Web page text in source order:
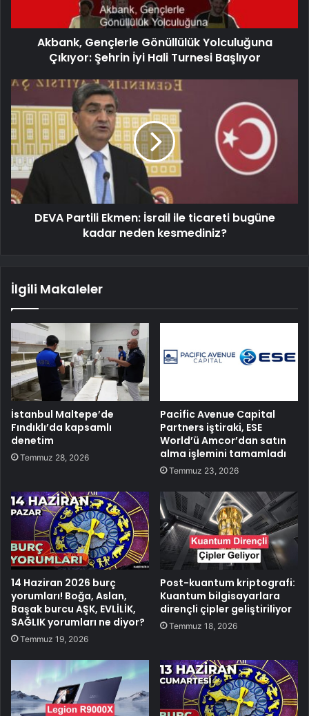
Akbank, Gençlerle Gönüllülük Yolculuğuna
Çıkıyor: Şehrin İyi Hali Turnesi Başlıyor
DEVA Partili Ekmen: İsrail ile ticareti bugüne
kadar neden kesmediniz?
İlgili Makaleler
İstanbul Maltepe’de
Fındıklı’da kapsamlı
denetim
Temmuz 28, 2026
Pacific Avenue Capital
Partners iştiraki, ESE
World’ü Amcor’dan satın
alma işlemini tamamladı
Temmuz 23, 2026
14 Haziran 2026 burç
yorumları! Boğa, Aslan,
Başak burcu AŞK, EVLİLİK,
SAĞLIK yorumları ne diyor?
Temmuz 19, 2026
Post-kuantum kriptografi:
Kuantum bilgisayarlara
dirençli çipler geliştiriliyor
Temmuz 18, 2026